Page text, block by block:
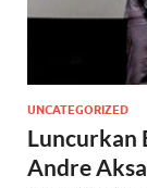
UNCATEGORIZED
Luncurkan
Andre